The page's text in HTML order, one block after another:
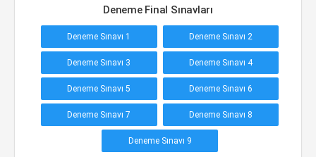
Deneme Final Sınavları
Deneme Sınavı 1 Deneme Sınavı 2
Deneme Sınavı 3 Deneme Sınavı 4
Deneme Sınavı 5 Deneme Sınavı 6
Deneme Sınavı 7 Deneme Sınavı 8
Deneme Sınavı 9